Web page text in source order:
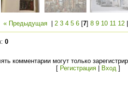
« Предыдущая| 2 3 4 5 6[7] 8 9 10 11 12
: 0
комментарии могут только
[ Регистрация| Вход ]